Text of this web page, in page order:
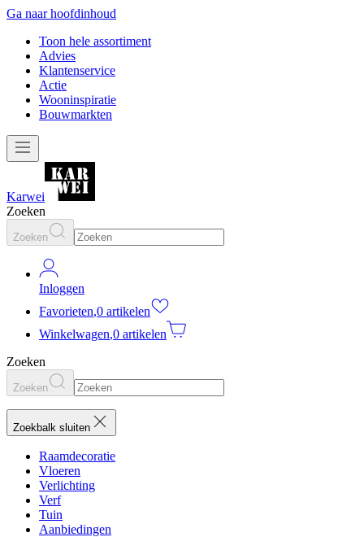
Ga naar hoofdinhoud
Toon hele assortiment
Advies
Klantenservice
Actie
Wooninspiratie
Bouwmarkten
Karwei
Zoeken
Zoeken
Inloggen
Favorieten,0 artikelen
Winkelwagen,0 artikelen
Zoeken
Zoeken
Zoekbalk sluiten
Raamdecoratie
Vloeren
Verlichting
Verf
Tuin
Aanbiedingen